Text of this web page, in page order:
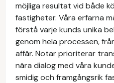
möjliga resultat vid både
fastigheter. Våra erfarna
förstå varje kunds unika
genom hela processen,
affär. Notar prioriterar
nära dialog med våra
smidig och framgångsrik